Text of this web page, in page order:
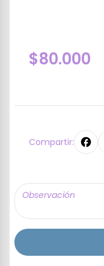
$80.000
Compartir: